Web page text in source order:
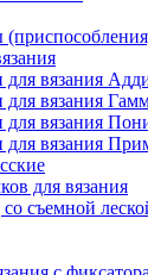
вязания
вязания
вязания
вязания
для вязания
съемной